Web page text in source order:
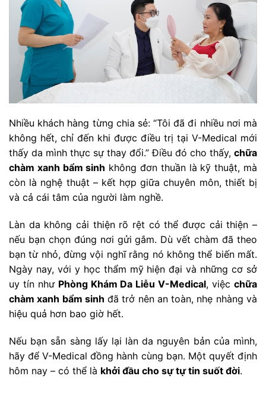
Nhiều khách hàng từng chia sẻ: “Tôi đã đi nhiều nơi mà
không hết, chỉ đến khi được điều trị tại V-Medical mới
thấy da mình thực sự thay đổi.” Điều đó cho thấy, chữa
chàm xanh bẩm sinh không đơn thuần là kỹ thuật, mà
còn là nghệ thuật – kết hợp giữa chuyên môn, thiết bị
và cả cái tâm của người làm nghề.
Làn da không cải thiện rõ rệt có thể được cải thiện –
nếu bạn chọn đúng nơi gửi gắm. Dù vết chàm đã theo
bạn từ nhỏ, đừng vội nghĩ rằng nó không thể biến mất.
Ngày nay, với y học thẩm mỹ hiện đại và những cơ sở
uy tín như Phòng Khám Da Liễu V-Medical, việcchữa
chàm xanh bẩm sinh đã trở nên an toàn, nhẹ nhàng và
hiệu quả hơn bao giờ hết.
Nếu bạn sẵn sàng lấy lại làn da nguyên bản của mình,
hãy để V-Medical đồng hành cùng bạn. Một quyết định
hôm nay – có thể là khởi đầu cho sự tự tin suốt đời.